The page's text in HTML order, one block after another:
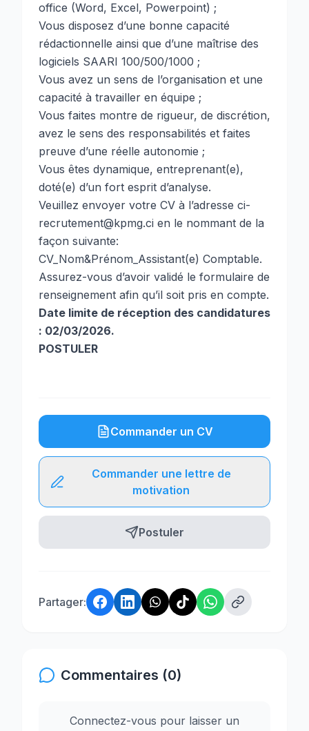
office (Word, Excel, Powerpoint) ;
Vous disposez d’une bonne capacité
rédactionnelle ainsi que d’une maîtrise des
logiciels SAARI 100/500/1000 ;
Vous avez un sens de l’organisation et une
capacité à travailler en équipe ;
Vous faites montre de rigueur, de discrétion,
avez le sens des responsabilités et faites
preuve d’une réelle autonomie ;
Vous êtes dynamique, entreprenant(e),
doté(e) d’un fort esprit d’analyse.
Veuillez envoyer votre CV à l’adresse ci-
recrutement@kpmg.ci en le nommant de la
façon suivante:
CV_Nom&Prénom_Assistant(e) Comptable.
Assurez-vous d’avoir validé le formulaire de
renseignement afin qu’il soit pris en compte.
Date limite de réception des candidatures
: 02/03/2026.
POSTULER
Commander un CV
Commander une lettre de
motivation
Postuler
Partager:
Commentaires (0)
Connectez-vous pour laisser un